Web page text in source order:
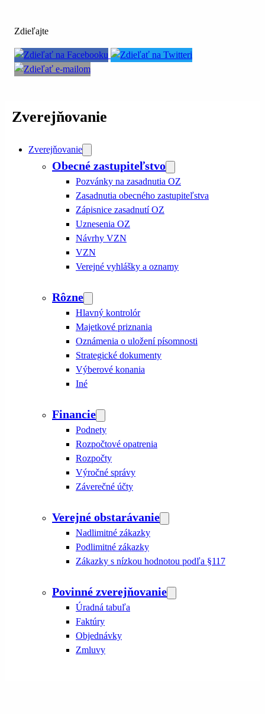
Zdieľajte
Zverejňovanie
Zverejňovanie
Obecné zastupiteľstvo
Pozvánky na zasadnutia OZ
Zasadnutia obecného zastupiteľstva
Zápisnice zasadnutí OZ
Uznesenia OZ
Návrhy VZN
VZN
Verejné vyhlášky a oznamy
Rôzne
Hlavný kontrolór
Majetkové priznania
Oznámenia o uložení písomnosti
Strategické dokumenty
Výberové konania
Iné
Financie
Podnety
Rozpočtové opatrenia
Rozpočty
Výročné správy
Záverečné účty
Verejné obstarávanie
Nadlimitné zákazky
Podlimitné zákazky
Zákazky s nízkou hodnotou podľa §117
Povinné zverejňovanie
Úradná tabuľa
Faktúry
Objednávky
Zmluvy